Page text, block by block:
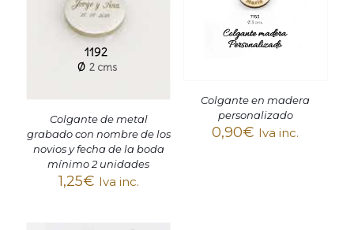
Colgante de metal
grabado con nombre de los
novios y fecha de la boda
mínimo 2 unidades
1,25€ Iva inc.
Colgante en madera
personalizado
0,90€ Iva inc.